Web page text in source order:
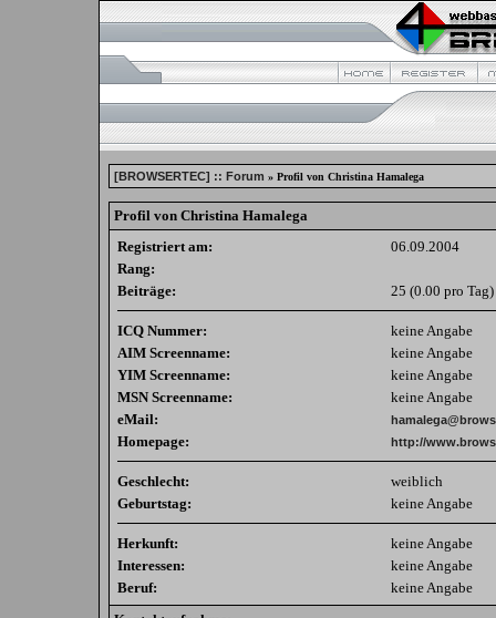
[BROWSERTEC] :: Forum » Profil von Christina Hamalega
Profil von Christina Hamalega
Registriert am:
06.09.2004
Rang:
Beiträge:
25 (0.00 pro Tag)
ICQ Nummer:
keine Angabe
AIM Screenname:
keine Angabe
YIM Screenname:
keine Angabe
MSN Screenname:
keine Angabe
eMail:
Homepage: http://
Geschlecht:
weiblich
Geburtstag:
keine Angabe
Herkunft:
keine Angabe
Interessen:
keine Angabe
Beruf:
keine Angabe